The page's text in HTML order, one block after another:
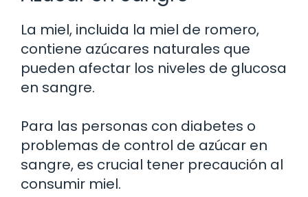
La miel, incluida la miel de romero,
contiene azúcares naturales que
pueden afectar los niveles de glucosa
en sangre.
Para las personas con diabetes o
problemas de control de azúcar en
sangre, es crucial tener precaución al
consumir miel.